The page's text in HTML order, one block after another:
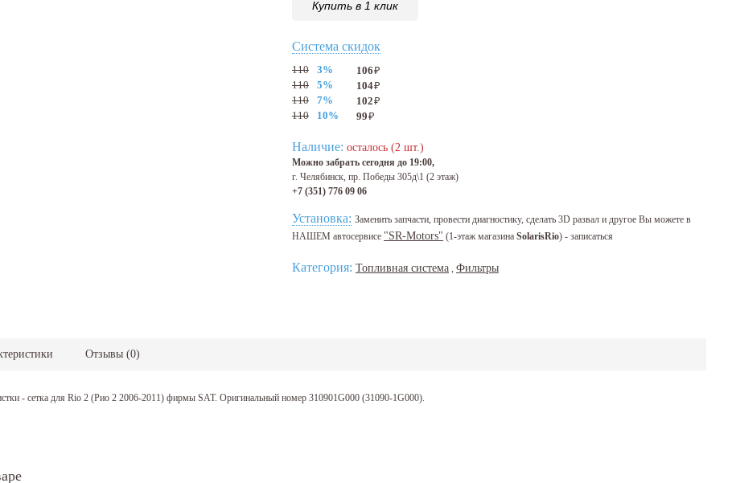
Купить в 1 клик
Система скидок
110 3% 106₽
110 5% 104₽
110 7% 102₽
110 10% 99₽
Наличие: осталось (2 шт.)
Можно забрать сегодня до 19:00,
г. Челябинск, пр. Победы 305д\1 (2 этаж)
+7 (351) 776 09 06
Установка: Заменить запчасти, провести диагностику, сделать 3D развал и другое Вы можете в
НАШЕМ автосервисе "SR-Motors" (1-этаж магазина SolarisRio) - записаться
Категория: Топливная система , Фильтры
Отзывы (0)
- сетка для Rio 2 (Рио 2 2006-2011) фирмы SAT. Оригинальный номер 310901G000 (31090-1G000).